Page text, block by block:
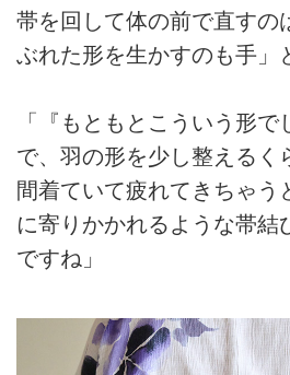
帯を回して体の前で直すの
ぶれた形を生かすのも手」
「『もともとこういう形で
で、羽の形を少し整えるく
間着ていて疲れてきちゃう
に寄りかかれるような帯結
ですね」